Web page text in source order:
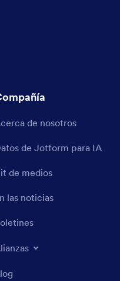
de nosotros
de Jotform para IA
de medios
las noticias